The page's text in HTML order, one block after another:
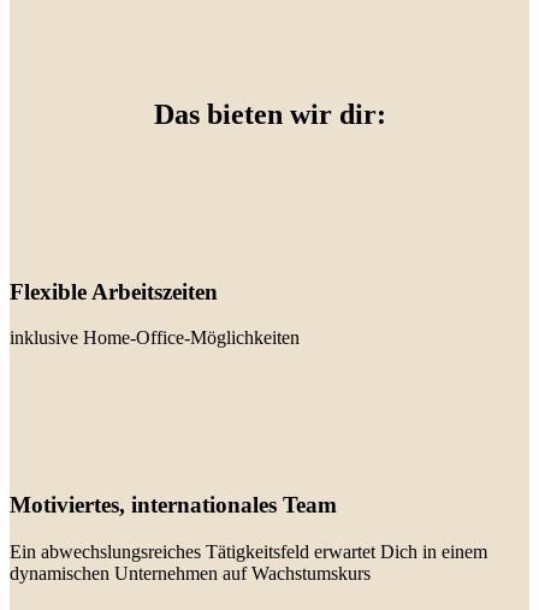
Das bieten wir dir:
Flexible Arbeitszeiten
inklusive Home-Office-Möglichkeiten
Motiviertes, internationales Team
Ein abwechslungsreiches Tätigkeitsfeld erwartet Dich in einem
dynamischen Unternehmen auf Wachstumskurs